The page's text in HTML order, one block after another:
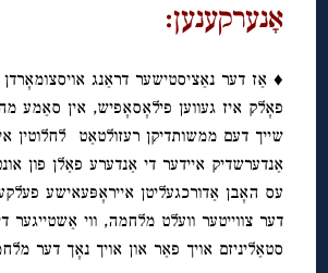
אָנערקענען:
♦ אַז דער נאַציסטישער דראַנג
פאָלק איז געווען פילאָסאָפיש, אין סאַמע
שייך דעם ממשותדיקן רעזולטאַט לחלוטין
אַנדערשדיק איידער די אַנדערע פאַלן פון
עס האָבן אַדורכגעליטן אייראָפּעאישע
דער צווייטער וועלט מלחמה, ווי אַשטייגער
סטאַליניזם אויך פאַר און אויך נאָך דער